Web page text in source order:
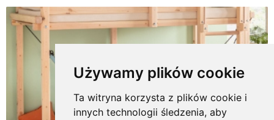
Używamy plików cookie
Ta witryna korzysta z plików cookie i
innych technologii śledzenia, aby